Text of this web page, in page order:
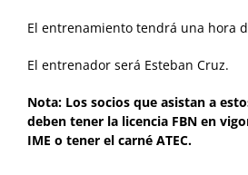
El entrenamiento tendrá una hora
El entrenador será Esteban Cruz.
Nota: Los socios que asistan a
deben tener la licencia FBN en
IME o tener el carné ATEC.